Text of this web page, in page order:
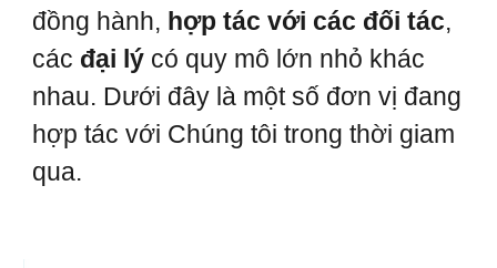
đồng hành, hợp tác với các đối tác,
các đại lý có quy mô lớn nhỏ khác
nhau. Dưới đây là một số đơn vị đang
hợp tác với Chúng tôi trong thời giam
qua.